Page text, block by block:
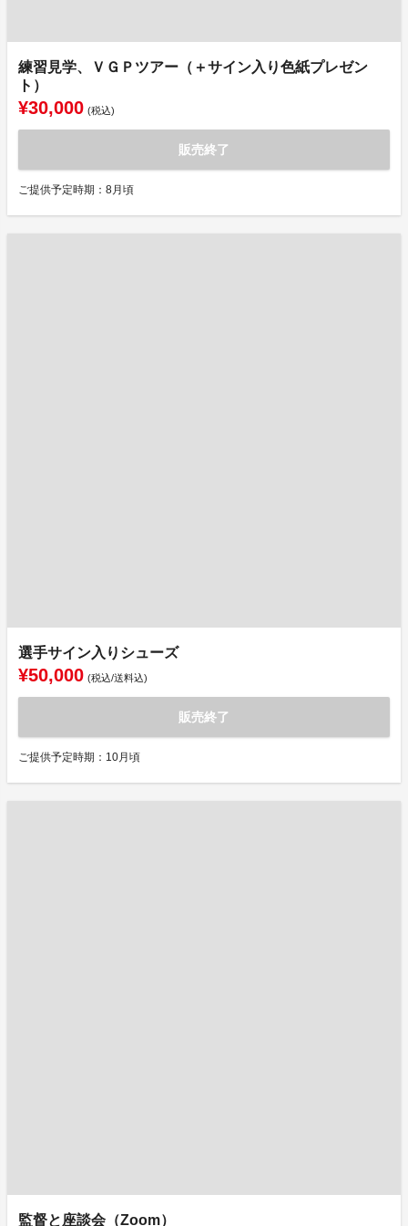
練習見学、ＶＧＰツアー（＋サイン入り色紙プレゼン
ト）
¥30,000 (税込)
販売終了
ご提供予定時期：8月頃
選手サイン入りシューズ
¥50,000 (税込/送料込)
販売終了
ご提供予定時期：10月頃
監督と座談会（Zoom）